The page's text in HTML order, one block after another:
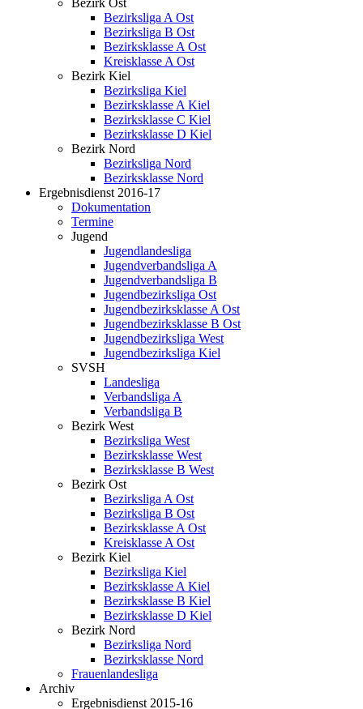
Bezirk Ost
Bezirksliga A Ost
Bezirksliga B Ost
Bezirksklasse A Ost
Kreisklasse A Ost
Bezirk Kiel
Bezirksliga Kiel
Bezirksklasse A Kiel
Bezirksklasse C Kiel
Bezirksklasse D Kiel
Bezirk Nord
Bezirksliga Nord
Bezirksklasse Nord
Ergebnisdienst 2016-17
Dokumentation
Termine
Jugend
Jugendlandesliga
Jugendverbandsliga A
Jugendverbandsliga B
Jugendbezirksliga Ost
Jugendbezirksklasse A Ost
Jugendbezirksklasse B Ost
Jugendbezirksliga West
Jugendbezirksliga Kiel
SVSH
Landesliga
Verbandsliga A
Verbandsliga B
Bezirk West
Bezirksliga West
Bezirksklasse West
Bezirksklasse B West
Bezirk Ost
Bezirksliga A Ost
Bezirksliga B Ost
Bezirksklasse A Ost
Kreisklasse A Ost
Bezirk Kiel
Bezirksliga Kiel
Bezirksklasse A Kiel
Bezirksklasse B Kiel
Bezirksklasse D Kiel
Bezirk Nord
Bezirksliga Nord
Bezirksklasse Nord
Frauenlandesliga
Archiv
Ergebnisdienst 2015-16